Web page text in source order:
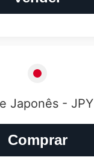
Japonês - JPY
Comprar